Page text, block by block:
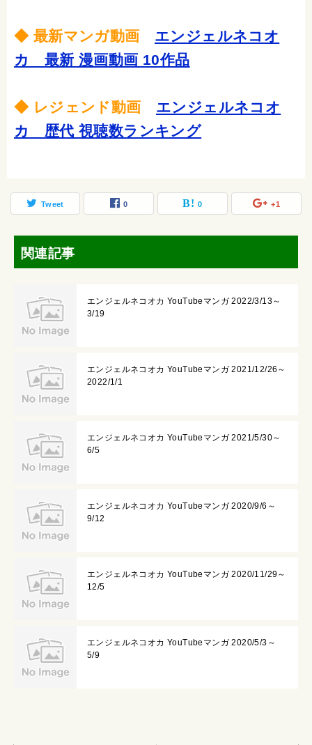
◆ 最新マンガ動画 エンジェルネコオ
カ 最新 漫画動画 10作品
◆ レジェンド動画 エンジェルネコオ
カ 歴代 視聴数ランキング
Tweet 0 0 +1
関連記事
エンジェルネコオカ YouTubeマンガ 2022/3/13～
3/19
エンジェルネコオカ YouTubeマンガ 2021/12/26～
2022/1/1
エンジェルネコオカ YouTubeマンガ 2021/5/30～
6/5
エンジェルネコオカ YouTubeマンガ 2020/9/6～
9/12
エンジェルネコオカ YouTubeマンガ 2020/11/29～
12/5
エンジェルネコオカ YouTubeマンガ 2020/5/3～
5/9